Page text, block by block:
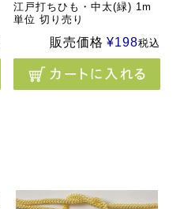
江戸打ちひも・中太(緑) 1m
単位 切り売り
販売価格 ¥198税込